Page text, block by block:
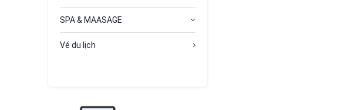
SPA & MAASAGE
Vé du lịch